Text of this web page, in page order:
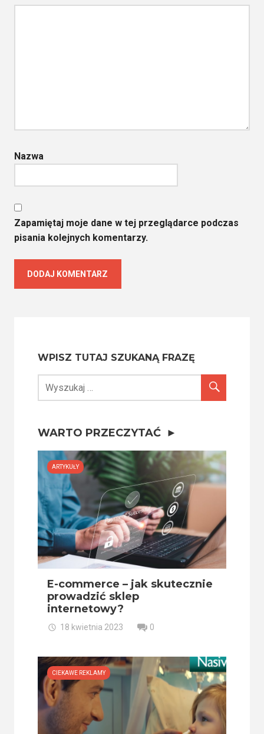
Nazwa
Zapamiętaj moje dane w tej przeglądarce podczas
pisania kolejnych komentarzy.
WPISZ TUTAJ SZUKANĄ FRAZĘ
WARTO PRZECZYTAĆ
ARTYKUŁY
E-commerce – jak skutecznie
prowadzić sklep
internetowy?
18 kwietnia 2023 0
CIEKAWE REKLAMY